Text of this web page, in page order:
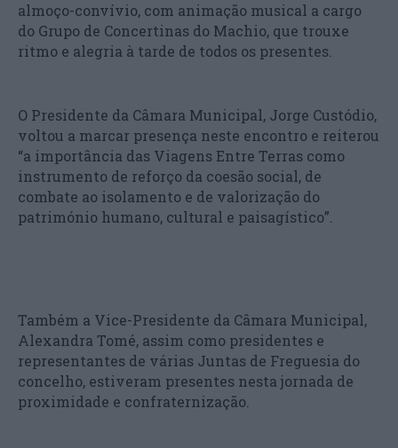
almoço-convívio, com animação musical a cargo
do Grupo de Concertinas do Machio, que trouxe
ritmo e alegria à tarde de todos os presentes.
O Presidente da Câmara Municipal, Jorge Custódio,
voltou a marcar presença neste encontro e reiterou
“a importância das Viagens Entre Terras como
instrumento de reforço da coesão social, de
combate ao isolamento e de valorização do
património humano, cultural e paisagístico”.
Também a Vice-Presidente da Câmara Municipal,
Alexandra Tomé, assim como presidentes e
representantes de várias Juntas de Freguesia do
concelho, estiveram presentes nesta jornada de
proximidade e confraternização.